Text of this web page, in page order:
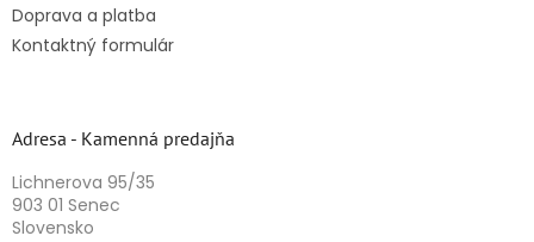
Doprava a platba
Kontaktný formulár
Adresa - Kamenná predajňa
Lichnerova 95/35
903 01 Senec
Slovensko